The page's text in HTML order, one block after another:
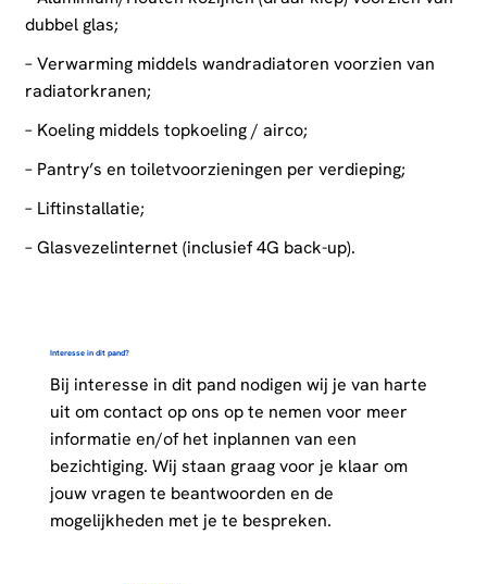
dubbel glas;
– Verwarming middels wandradiatoren voorzien van
radiatorkranen;
– Koeling middels topkoeling / airco;
– Pantry’s en toiletvoorzieningen per verdieping;
– Liftinstallatie;
– Glasvezelinternet (inclusief 4G back-up).
Interesse in dit pand?
Bij interesse in dit pand nodigen wij je van harte
uit om contact op ons op te nemen voor meer
informatie en/of het inplannen van een
bezichtiging. Wij staan graag voor je klaar om
jouw vragen te beantwoorden en de
mogelijkheden met je te bespreken.